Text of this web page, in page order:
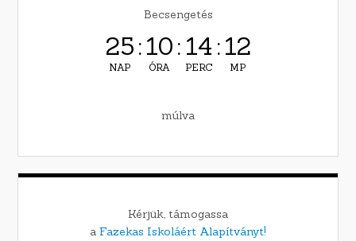
Becsengetés
25
NAP
:10
ÓRA
: 14
PERC
:11
MP
múlva
Kérjük, támogassa
a Fazekas Iskoláért Alapítványt!